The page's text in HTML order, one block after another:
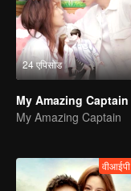
24 एपिसोड
My Amazing Captain
My Amazing Captain
वीआईपी